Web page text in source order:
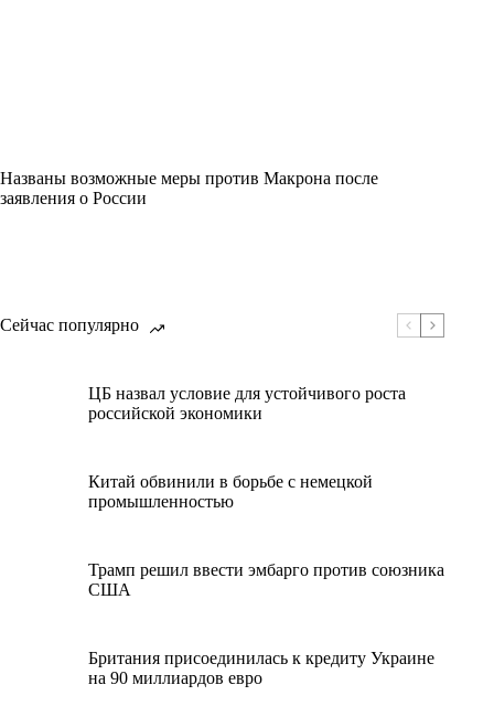
Названы возможные меры против Макрона после
заявления о России
Сейчас популярно
ЦБ назвал условие для устойчивого роста
российской экономики
Китай обвинили в борьбе с немецкой
промышленностью
Трамп решил ввести эмбарго против союзника
США
Британия присоединилась к кредиту Украине
на 90 миллиардов евро